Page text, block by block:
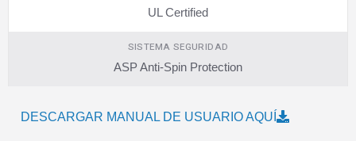
UL Certified
SISTEMA SEGURIDAD
ASP Anti-Spin Protection
DESCARGAR MANUAL DE USUARIO AQUÍ